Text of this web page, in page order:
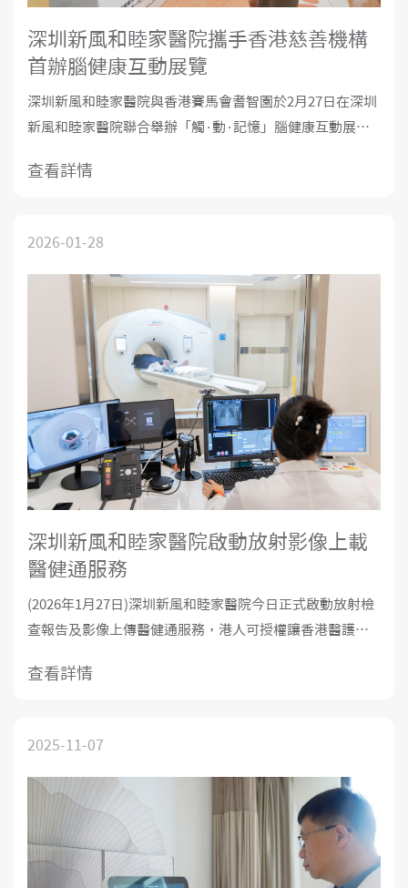
深圳新風和睦家醫院攜手香港慈善機構
首辦腦健康互動展覽
深圳新風和睦家醫院與香港賽馬會耆智園於2月27日在深圳
新風和睦家醫院聯合舉辦「觸·動·記憶」腦健康互動展
障礙為主題的公共教育展覽，期望通過醫療專業與社區經
查看詳情
2026-01-28
深圳新風和睦家醫院啟動放射影像上載
醫健通服務
(2026年1月27日)深圳新風和睦家醫院今日正式啟動放射檢
查報告及影像上傳醫健通服務，港人可授權讓香港醫護機
關系統及流程早在七個多月前已完成籌備，確保安全、準
查看詳情
2025-11-07